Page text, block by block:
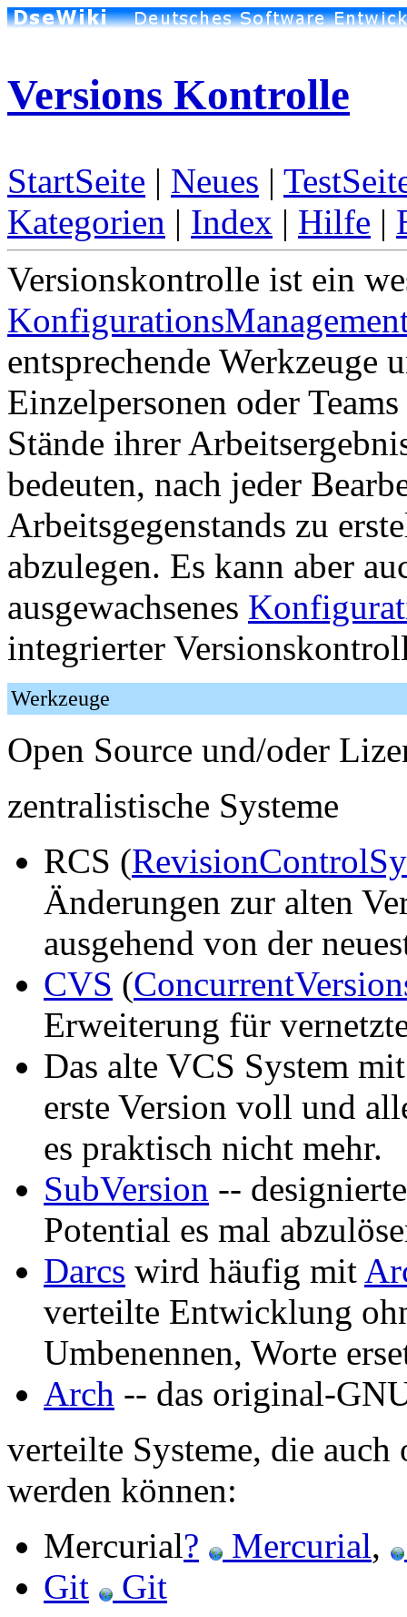
Versions Kontrolle
StartSeite | Neues |
Kategorien | Index | Hilfe |
Versionskontrolle ist ein
entsprechende Werkzeuge
Einzelpersonen oder
Stände ihrer
bedeuten, nach jeder
Arbeitsgegenstands zu
abzulegen. Es kann aber
ausgewachsenes
integrierter
Werkzeuge
Open Source und/oder
zentralistische Systeme
RCS (
Änderungen zur alten
ausgehend von der
CVS (
Erweiterung für
Das alte VCS System
erste Version voll und
es praktisch nicht mehr.
SubVersion --
Potential es mal
Darcs wird häufig mit
verteilte Entwicklung
Umbenennen, Worte
Arch -- das original-
verteilte Systeme, die auch
werden können:
Mercurial? Mercurial,
Git
Git